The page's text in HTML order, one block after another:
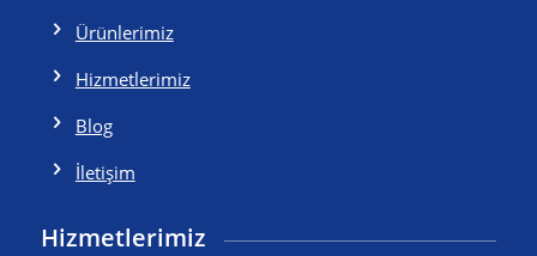
Ürünlerimiz
Hizmetlerimiz
Blog
İletişim
Hizmetlerimiz